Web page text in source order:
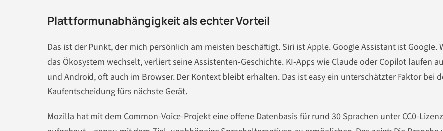
Plattformunabhängigkeit als echter Vorteil
Das ist der Punkt, der mich persönlich am meisten beschäftigt. Siri ist Apple. Google Assistant ist Google.
das Ökosystem wechselt, verliert seine Assistenten-Geschichte. KI-Apps wie Claude oder Copilot laufen
und Android, oft auch im Browser. Der Kontext bleibt erhalten. Das ist easy ein unterschätzter Faktor bei
Kaufentscheidung fürs nächste Gerät.
Mozilla hat mit dem Common-Voice-Projekt eine offene Datenbasis für rund 30 Sprachen unter CC0-Lizenz